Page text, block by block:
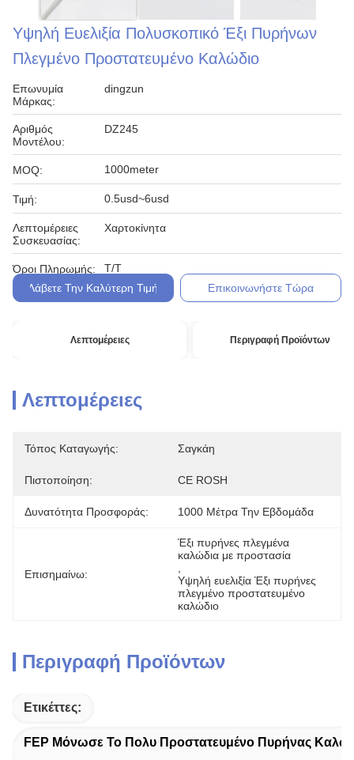
Υψηλή Ευελιξία Πολυσκοπικό Έξι Πυρήνων
Πλεγμένο Προστατευμένο Καλώδιο
Επωνυμία
Μάρκας:
dingzun
Αριθμός
Μοντέλου:
DZ245
MOQ: 1000meter
Τιμή: 0.5usd~6usd
Λεπτομέρειες
Συσκευασίας:
Χαρτοκίνητα
Όροι Πληρωμής:
T/T
Λάβετε Την Καλύτερη Τιμή
Επικοινωνήστε Τώρα
Λεπτομέρειες Περιγραφή Προϊόντων
Λεπτομέρειες
Τόπος Καταγωγής: Σαγκάη
Πιστοποίηση: CE ROSH
Δυνατότητα Προσφοράς: 1000 Μέτρα Την Εβδομάδα
Επισημαίνω:
Έξι πυρήνες πλεγμένα
καλώδια με προστασία
Υψηλή ευελιξία Έξι πυρήνες
πλεγμένο προστατευμένο
καλώδιο
Περιγραφή Προϊόντων
Ετικέττες:
FEP Μόνωσε Το Πολυ Προστατευμένο Πυρήνας